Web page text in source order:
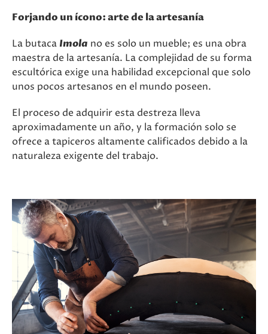
Forjando un ícono: arte de la artesanía
La butaca Imola no es solo un mueble; es una obra
maestra de la artesanía. La complejidad de su forma
escultórica exige una habilidad excepcional que solo
unos pocos artesanos en el mundo poseen.
El proceso de adquirir esta destreza lleva
aproximadamente un año, y la formación solo se
ofrece a tapiceros altamente calificados debido a la
naturaleza exigente del trabajo.